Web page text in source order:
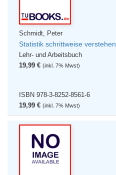
Schmidt, Peter
Statistik schrittweise verstehen
Lehr- und Arbeitsbuch
19,99 € (inkl. 7% Mwst)
ISBN 978-3-8252-8561-6
19,99 € (inkl. 7% Mwst)